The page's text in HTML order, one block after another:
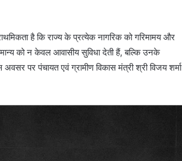
है कि राज्य के प्रत्येक नागरिक को गरिमामय और
को न केवल आवासीय सुविधा देती हैं, बल्कि उनके
पर पंचायत एवं ग्रामीण विकास मंत्री श्री विजय शर्मा